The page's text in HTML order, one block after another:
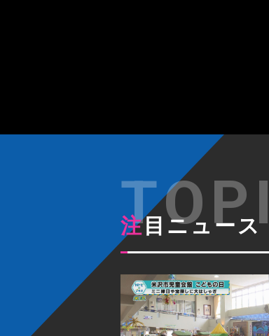
注目ニュース